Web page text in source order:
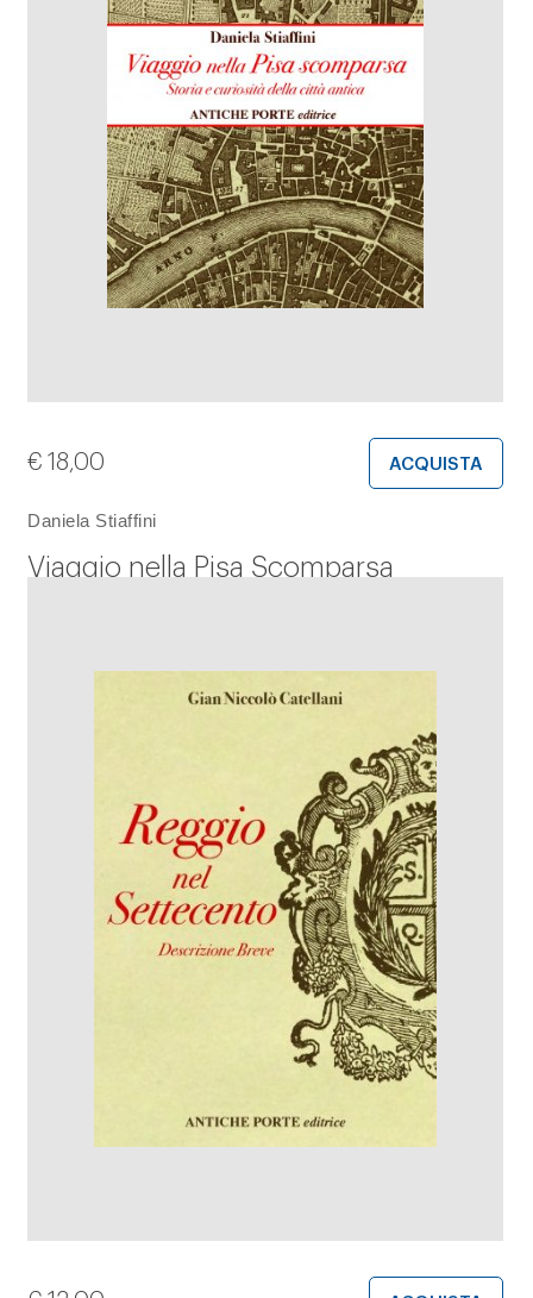
Daniela Stiaffini
Viaggio nella Pisa Scomparsa
€ 18,00 ACQUISTA